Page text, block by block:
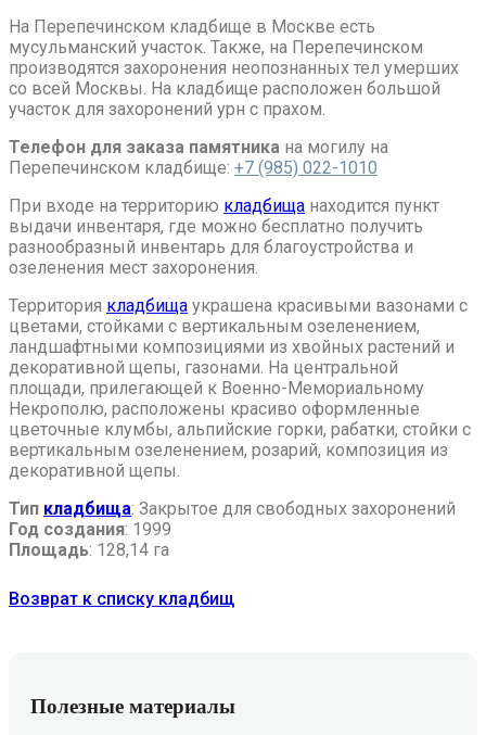
На Перепечинском кладбище в Москве есть
мусульманский участок. Также, на Перепечинском
производятся захоронения неопознанных тел умерших
со всей Москвы. На кладбище расположен большой
участок для захоронений урн с прахом.
Телефон для заказа памятника на могилу на
Перепечинском кладбище: +7 (985) 022-1010
При входе на территорию кладбища находится пункт
выдачи инвентаря, где можно бесплатно получить
разнообразный инвентарь для благоустройства и
озеленения мест захоронения.
Территория кладбища украшена красивыми вазонами с
цветами, стойками с вертикальным озеленением,
ландшафтными композициями из хвойных растений и
декоративной щепы, газонами. На центральной
площади, прилегающей к Военно-Мемориальному
Некрополю, расположены красиво оформленные
цветочные клумбы, альпийские горки, рабатки, стойки с
вертикальным озеленением, розарий, композиция из
декоративной щепы.
Тип кладбища: Закрытое для свободных захоронений
Год создания: 1999
Площадь: 128,14 га
Возврат к списку кладбищ
Полезные материалы